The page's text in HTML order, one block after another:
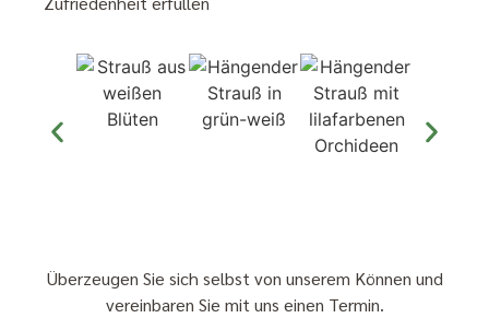
Überzeugen Sie sich selbst von unserem Können und
vereinbaren Sie mit uns einen Termin.